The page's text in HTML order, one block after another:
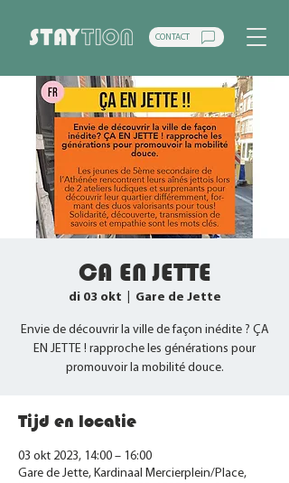
CONTACT
CA EN JETTE
di 03 okt Gare de Jette
Envie de découvrir la ville de façon inédite ? ÇA
EN JETTE ! rapproche les générations pour
promouvoir la mobilité douce.
Tijd en locatie
03 okt 2023, 14:00 – 16:00
Gare de Jette, Kardinaal Mercierplein/Place,